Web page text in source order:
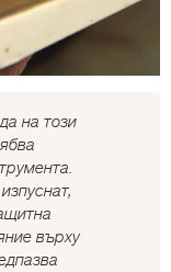
на този
върху